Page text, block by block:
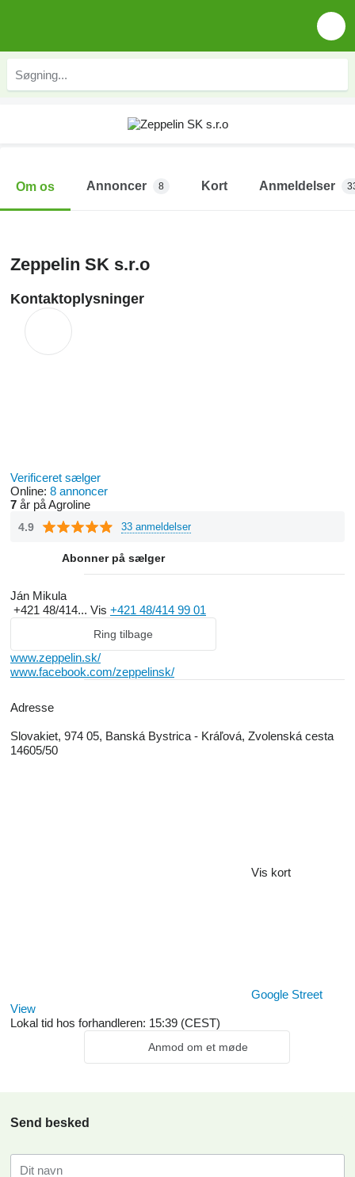
Om os Annoncer 8 Kort Anmeldelser
Zeppelin SK s.r.o
Kontaktoplysninger
Verificeret sælger
Online: 8 annoncer
7 år på Agroline
4.9 33 anmeldelser
Abonner på sælger
Ján Mikula
+421 48/414... Vis +421 48/414 99 01
Ring tilbage
www.zeppelin.sk/
www.facebook.com/zeppelinsk/
Adresse
Slovakiet, 974 05, Banská Bystrica - Kráľová, Zvolenská cesta
14605/50
Vis kort
Google Street
View
Lokal tid hos forhandleren: 15:39 (CEST)
Anmod om et møde
Send besked